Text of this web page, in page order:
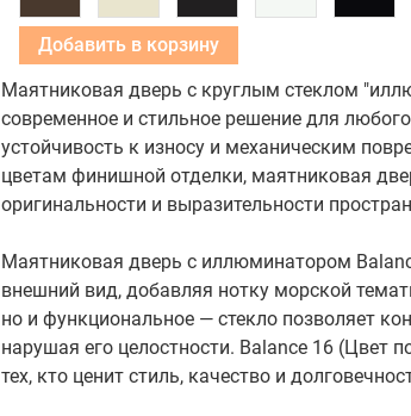
Добавить в корзину
Маятниковая дверь с круглым стеклом
современное и стильное решение для
устойчивость к износу и механическим
цветам финишной отделки, маятниковая
оригинальности и выразительности
Маятниковая дверь с иллюминатором
внешний вид, добавляя нотку морской
но и функциональное — стекло позволяет
нарушая его целостности. Balance 16 (Цвет
тех, кто ценит стиль, качество и